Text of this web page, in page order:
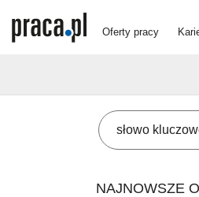
Oferty pracy
NAJNOWSZE